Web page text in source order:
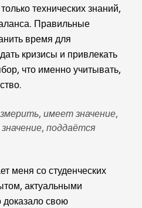
технических знаний,
Правильные
время для
кризисы и привлекать
что именно учитывать,
имеет значение,
поддаётся
меня со студенческих
актуальными
доказало свою